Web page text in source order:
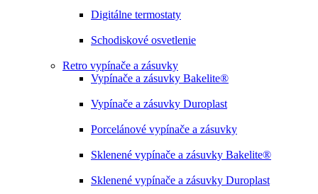
Digitálne termostaty
Schodiskové osvetlenie
Retro vypínače a zásuvky
Vypínače a zásuvky Bakelite®
Vypínače a zásuvky Duroplast
Porcelánové vypínače a zásuvky
Sklenené vypínače a zásuvky Bakelite®
Sklenené vypínače a zásuvky Duroplast